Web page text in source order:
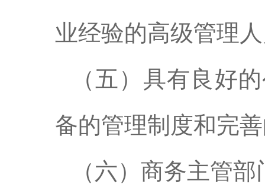
业经验的高级管理
（五）具有良好
备的管理制度和完
（六）商务主管